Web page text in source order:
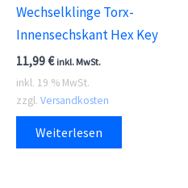
Wechselklinge Torx-
Innensechskant Hex Key
11,99€ inkl. MwSt.
inkl. 19 % MwSt.
zzgl. Versandkosten
Weiterlesen